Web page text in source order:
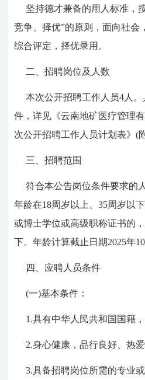
坚持德才兼备的用人标准，
竞争、择优”的原则，面向社会
综合评定，择优录用。
二、招聘岗位及人数
本次公开招聘工作人员4人
件，详见《云南地矿医疗管理
次公开招聘工作人员计划表》(
三、招聘范围
符合本公告岗位条件要求的
年龄在18周岁以上、35周岁以
或博士学位或高级职称证书的
下。年龄计算截止日期2025年10
四、应聘人员条件
(一)基本条件：
1.具有中华人民共和国国籍
2.身心健康，品行良好、热爱
3.具备招聘岗位所需的专业